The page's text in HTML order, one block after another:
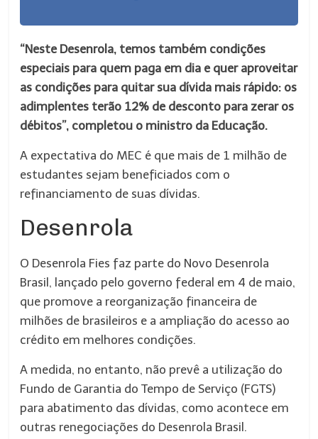
“Neste Desenrola, temos também condições
especiais para quem paga em dia e quer aproveitar
as condições para quitar sua dívida mais rápido: os
adimplentes terão 12% de desconto para zerar os
débitos”, completou o ministro da Educação.
A expectativa do MEC é que mais de 1 milhão de
estudantes sejam beneficiados com o
refinanciamento de suas dívidas.
Desenrola
O Desenrola Fies faz parte do Novo Desenrola
Brasil, lançado pelo governo federal em 4 de maio,
que promove a reorganização financeira de
milhões de brasileiros e a ampliação do acesso ao
crédito em melhores condições.
A medida, no entanto, não prevê a utilização do
Fundo de Garantia do Tempo de Serviço (FGTS)
para abatimento das dívidas, como acontece em
outras renegociações do Desenrola Brasil.